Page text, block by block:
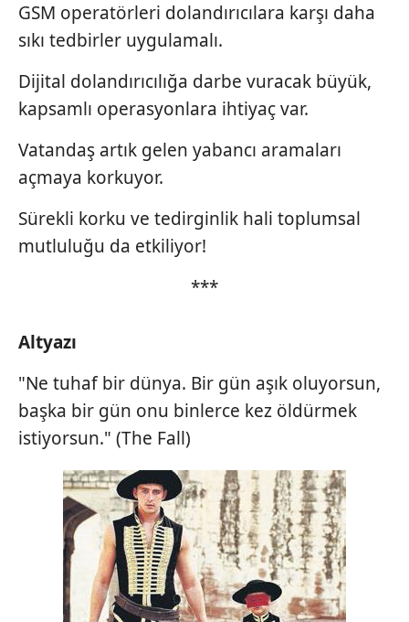
GSM operatörleri dolandırıcılara karşı daha
sıkı tedbirler uygulamalı.
Dijital dolandırıcılığa darbe vuracak büyük,
kapsamlı operasyonlara ihtiyaç var.
Vatandaş artık gelen yabancı aramaları
açmaya korkuyor.
Sürekli korku ve tedirginlik hali toplumsal
mutluluğu da etkiliyor!
***
Altyazı
"Ne tuhaf bir dünya. Bir gün aşık oluyorsun,
başka bir gün onu binlerce kez öldürmek
istiyorsun." (The Fall)